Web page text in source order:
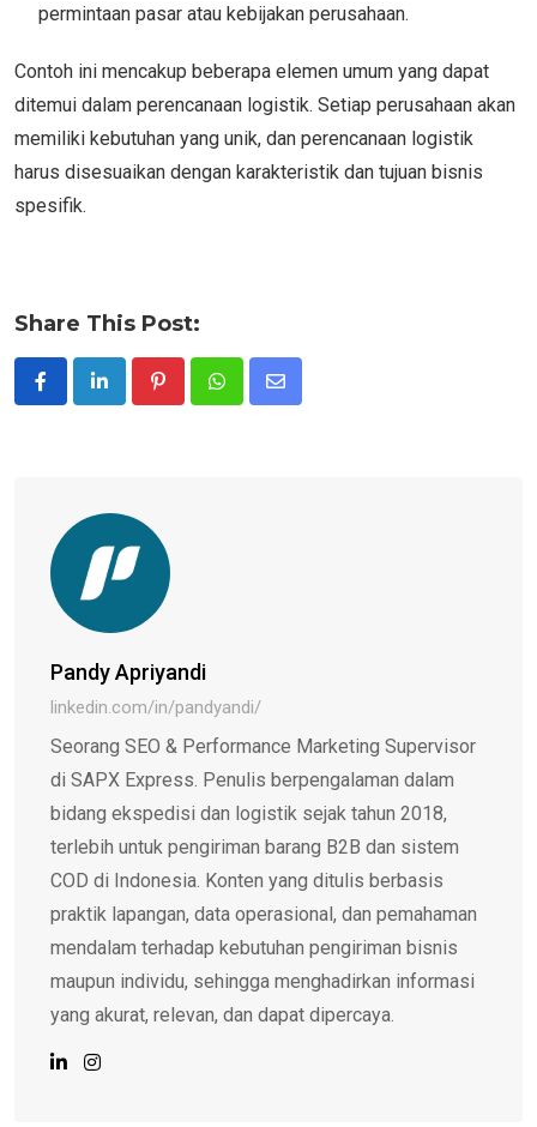
permintaan pasar atau kebijakan perusahaan.
Contoh ini mencakup beberapa elemen umum yang dapat
ditemui dalam perencanaan logistik. Setiap perusahaan akan
memiliki kebutuhan yang unik, dan perencanaan logistik
harus disesuaikan dengan karakteristik dan tujuan bisnis
spesifik.
Share This Post:
PinterestWhatsappShare
Pandy Apriyandi
linkedin.com/in/pandyandi/
Seorang SEO & Performance Marketing Supervisor
di SAPX Express. Penulis berpengalaman dalam
bidang ekspedisi dan logistik sejak tahun 2018,
terlebih untuk pengiriman barang B2B dan sistem
COD di Indonesia. Konten yang ditulis berbasis
praktik lapangan, data operasional, dan pemahaman
mendalam terhadap kebutuhan pengiriman bisnis
maupun individu, sehingga menghadirkan informasi
yang akurat, relevan, dan dapat dipercaya.